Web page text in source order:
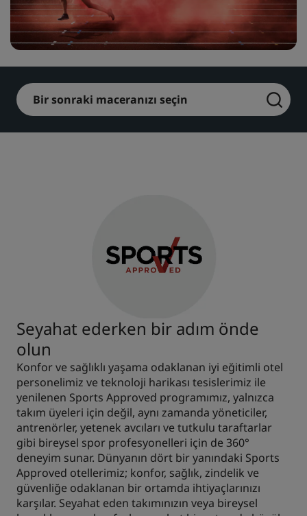
Park Plaza Park Inn by Radisson
Prize by Radisson
Şehir merkezi otelleri
Bir sonraki maceranızı seçin
Seyahat ederken bir adım önde
olun
Konfor ve sağlıklı yaşama odaklanan iyi eğitimli otel
personelimiz ve teknoloji harikası tesislerimiz ile
yenilenen Sports Approved programımız, yalnızca
takım üyeleri için değil, aynı zamanda yöneticiler,
antrenörler, yetenek avcıları ve tutkulu taraftarlar
gibi bireysel spor profesyonelleri için de 360°
deneyim sunar. Dünyanın dört bir yanındaki Sports
Approved otellerimiz; konfor, sağlık, zindelik ve
güvenliğe odaklanan bir ortamda ihtiyaçlarınızı
karşılar. Seyahat eden takımınızın veya bireysel